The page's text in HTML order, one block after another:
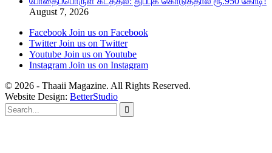
August 7, 2026
Facebook Join us on Facebook
Twitter Join us on Twitter
Youtube Join us on Youtube
Instagram Join us on Instagram
© 2026 - Thaaii Magazine. All Rights Reserved.
Website Design: BetterStudio